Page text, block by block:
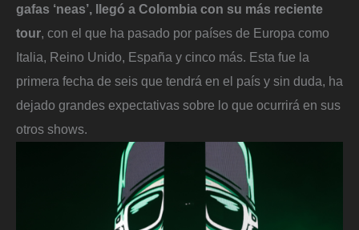
gafas ‘neas’, llegó a Colombia con su más reciente
tour, con el que ha pasado por países de Europa como
Italia, Reino Unido, España y cinco más. Esta fue la
primera fecha de seis que tendrá en el país y sin duda, ha
dejado grandes expectativas sobre lo que ocurrirá en sus
otros shows.